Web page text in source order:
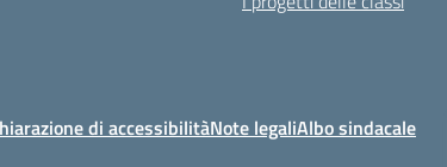
di accessibilitàNote legaliAlbo sindacale